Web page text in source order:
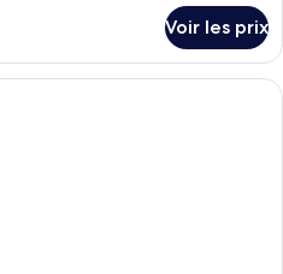
Voir les prix
Chambre Standard, vue ville |